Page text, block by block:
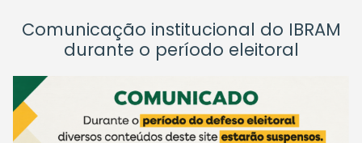
Comunicação institucional do IBRAM
durante o período eleitoral